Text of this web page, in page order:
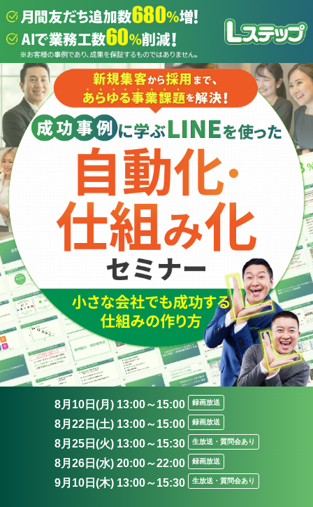
8月10日(月) 13:00～15:00 録画放送
8月22日(土) 13:00～15:00 録画放送
8月25日(火) 13:00～15:30 生放送・質問会あり
8月26日(水) 20:00～22:00 録画放送
9月10日(木) 13:00～15:30 生放送・質問会あり